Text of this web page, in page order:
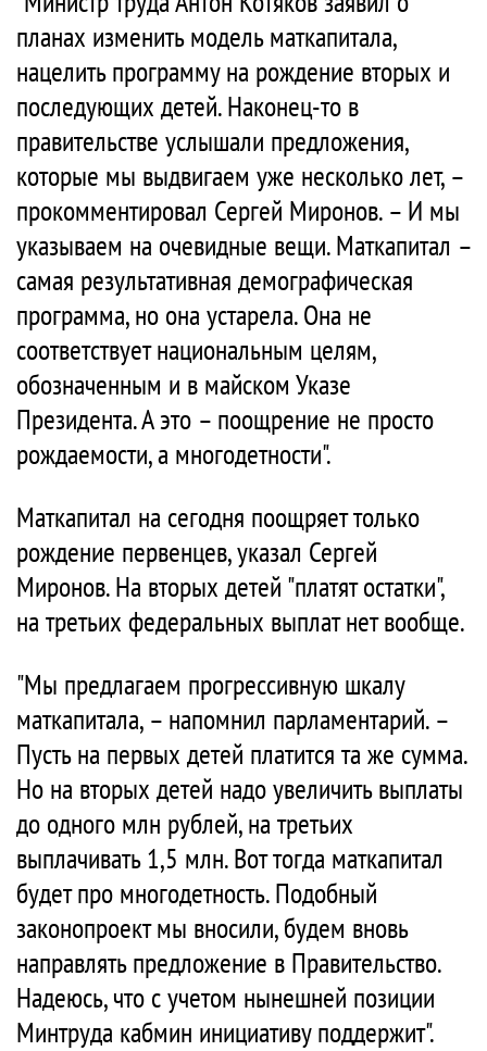
планах изменить модель маткапитала,
нацелить программу на рождение вторых и
последующих детей. Наконец-то в
правительстве услышали предложения,
которые мы выдвигаем уже несколько лет, –
прокомментировал Сергей Миронов. – И мы
указываем на очевидные вещи. Маткапитал –
самая результативная демографическая
программа, но она устарела. Она не
соответствует национальным целям,
обозначенным и в майском Указе
Президента. А это – поощрение не просто
рождаемости, а многодетности".
Маткапитал на сегодня поощряет только
рождение первенцев, указал Сергей
Миронов. На вторых детей "платят остатки",
на третьих федеральных выплат нет вообще.
"Мы предлагаем прогрессивную шкалу
маткапитала, – напомнил парламентарий. –
Пусть на первых детей платится та же сумма.
Но на вторых детей надо увеличить выплаты
до одного млн рублей, на третьих
выплачивать 1,5 млн. Вот тогда маткапитал
будет про многодетность. Подобный
законопроект мы вносили, будем вновь
направлять предложение в Правительство.
Надеюсь, что с учетом нынешней позиции
Минтруда кабмин инициативу поддержит".